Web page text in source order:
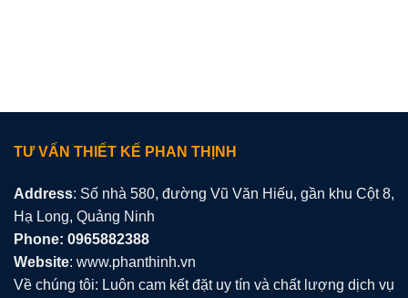
TƯ VẤN THIẾT KẾ PHAN THỊNH
Address: Số nhà 580, đường Vũ Văn Hiếu, gần khu Cột 8,
Hạ Long, Quảng Ninh
Phone: 0965882388
Website: www.phanthinh.vn
Về chúng tôi: Luôn cam kết đặt uy tín và chất lượng dịch vụ